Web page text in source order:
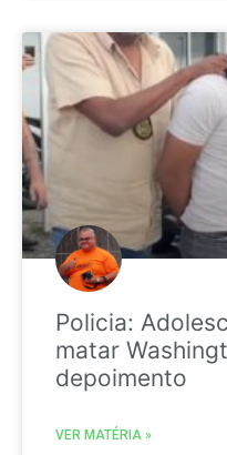
Policia:
matar
depoimento
VER MATÉRIA »